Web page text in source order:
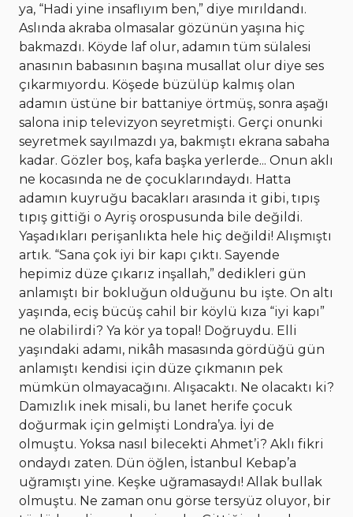
ya, “Hadi yine insaflıyım ben,” diye mırıldandı.
Aslında akraba olmasalar gözünün yaşına hiç
bakmazdı. Köyde laf olur, adamın tüm sülalesi
anasının babasının başına musallat olur diye ses
çıkarmıyordu. Köşede büzülüp kalmış olan
adamın üstüne bir battaniye örtmüş, sonra aşağı
salona inip televizyon seyretmişti. Gerçi onunki
seyretmek sayılmazdı ya, bakmıştı ekrana sabaha
kadar. Gözler boş, kafa başka yerlerde... Onun aklı
ne kocasında ne de çocuklarındaydı. Hatta
adamın kuyruğu bacakları arasında it gibi, tıpış
tıpış gittiği o Ayriş orospusunda bile değildi.
Yaşadıkları perişanlıkta hele hiç değildi! Alışmıştı
artık. “Sana çok iyi bir kapı çıktı. Sayende
hepimiz düze çıkarız inşallah,” dedikleri gün
anlamıştı bir bokluğun olduğunu bu işte. On altı
yaşında, eciş bücüş cahil bir köylü kıza “iyi kapı”
ne olabilirdi? Ya kör ya topal! Doğruydu. Elli
yaşındaki adamı, nikâh masasında gördüğü gün
anlamıştı kendisi için düze çıkmanın pek
mümkün olmayacağını. Alışacaktı. Ne olacaktı ki?
Damızlık inek misali, bu lanet herife çocuk
doğurmak için gelmişti Londra’ya. İyi de
olmuştu. Yoksa nasıl bilecekti Ahmet’i? Aklı fikri
ondaydı zaten. Dün öğlen, İstanbul Kebap’a
uğramıştı yine. Keşke uğramasaydı! Allak bullak
olmuştu. Ne zaman onu görse tersyüz oluyor, bir